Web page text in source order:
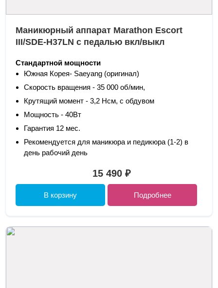
Маникюрный аппарат Marathon Escort
III/SDE-H37LN с педалью вкл/выкл
Стандартной мощности
Южная Корея- Saeyang (оригинал)
Скорость вращения - 35 000 об/мин,
Крутящий момент - 3,2 Нсм, с обдувом
Мощность - 40Вт
Гарантия 12 мес.
Рекомендуется для маникюра и педикюра (1-2) в
день рабочий день
15 490 ₽
В корзину Подробнее